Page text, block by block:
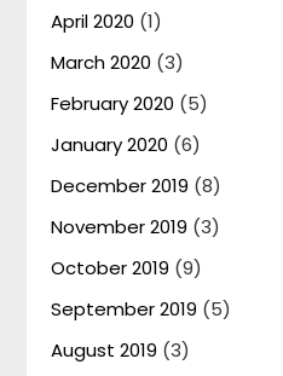
April 2020 (1)
March 2020 (3)
February 2020 (5)
January 2020 (6)
December 2019 (8)
November 2019 (3)
October 2019 (9)
September 2019 (5)
August 2019 (3)